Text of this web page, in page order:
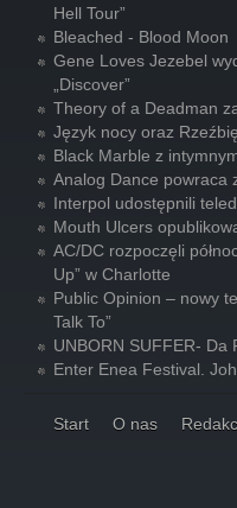
Hell Tour”
Bleached - Blood Moon
Gene Loves Jezebel
„Discover”
Theory of a Deadman
Język nocy oraz
Black Marble z
Analog Dance powraca
Interpol udostępnili
Mouth Ulcers
AC/DC rozpoczęli
Up” w Charlotte
Public Opinion – nowy
Talk To”
UNBORN SUFFER- Da
Enter Enea Festival.
Start O nas